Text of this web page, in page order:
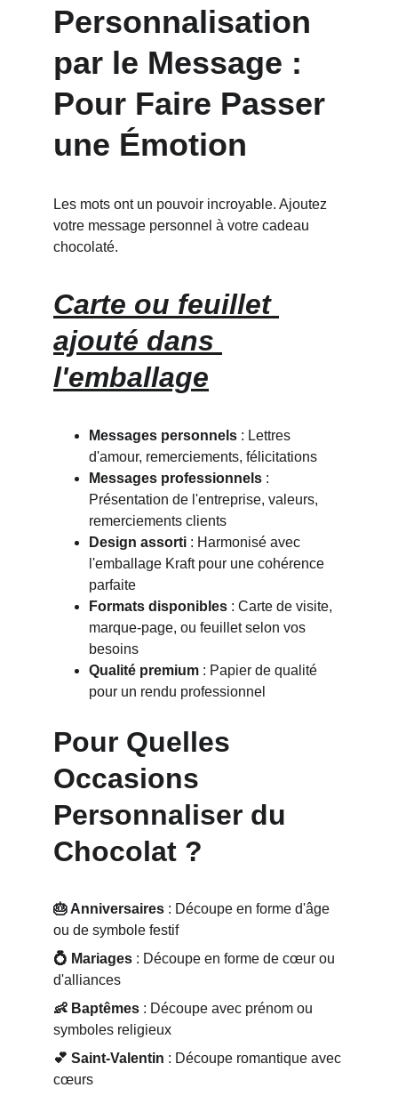
Personnalisation
par le Message :
Pour Faire Passer
une Émotion
Les mots ont un pouvoir incroyable. Ajoutez
votre message personnel à votre cadeau
chocolaté.
Carte ou feuillet
ajouté dans
l'emballage
Messages personnels : Lettres
d'amour, remerciements, félicitations
Messages professionnels :
Présentation de l'entreprise, valeurs,
remerciements clients
Design assorti : Harmonisé avec
l'emballage Kraft pour une cohérence
parfaite
Formats disponibles : Carte de visite,
marque-page, ou feuillet selon vos
besoins
Qualité premium : Papier de qualité
pour un rendu professionnel
Pour Quelles
Occasions
Personnaliser du
Chocolat ?
🎂 Anniversaires : Découpe en forme d'âge
ou de symbole festif
💍 Mariages : Découpe en forme de cœur ou
d'alliances
👶 Baptêmes : Découpe avec prénom ou
symboles religieux
💕 Saint-Valentin : Découpe romantique avec
cœurs